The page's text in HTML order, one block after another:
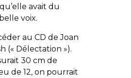
avait du
voix.
au CD de Joan
(« Délectation »).
30 cm de
de 12, on pourrait